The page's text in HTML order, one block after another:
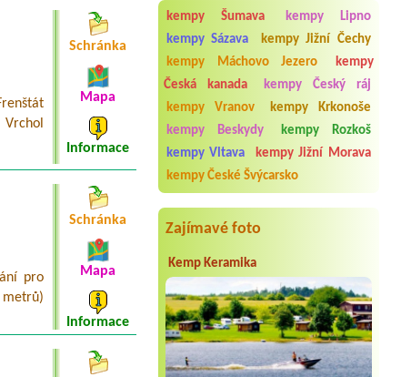
1 stan, dvě dospělé osoby1 místo na
stan, jedno kde; 1 parkovací místo (1
auto)
Termín od 2026-08-07 |Kemp
Strachotín - mobilheimy
Máte volné ubytování (chatku) pro 1
dospělého a 2 děti s jedním autem v
termínu od 7. do 9. srpna?
Termín od 2026-08-21 | Autocamp
Nové Město
3B Bungalow oder 4B Bungalow: 2
Erwachsene
Termín od 2026-07-30 |
Chatka
Termín od 2026-08-14 |Autokemp
Bílina Kyselka
4L 4 osoby
kempy Šumava
kempy Lipno
kempy Sázava
kempy Jižní Čechy
kempy Máchovo Jezero
kempy
Česká kanada
kempy Český ráj
kempy Vranov
kempy Krkonoše
kempy Beskydy
kempy Rozkoš
kempy Vltava
kempy Jižní Morava
kempy České Švýcarsko
Zajímavé foto
Kemp Keramika
Schránka
Mapa
Informace
pro
Schránka
Mapa
Informace